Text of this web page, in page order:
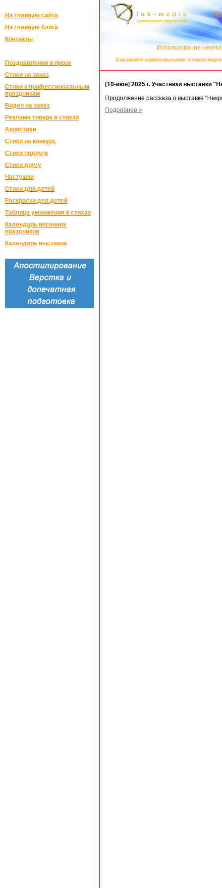
На главную сайта
На главную блога
Контакты
Поздравления в прозе
Стихи на заказ
Стихи к профессиональным
праздникам
Видео на заказ
Реклама товара в стихах
Акростихи
Стихи на конкурс
Стихи подруге
Стихи другу
Частушки
Стихи для детей
Раскраски для детей
Таблица умножения в стихах
Календарь весенних
праздников
Календарь выставок
Использование
Закажите оригинальное
[10-июн] 2025 г. Участники выставки
Продолжение рассказа о выставке
Подробнее »